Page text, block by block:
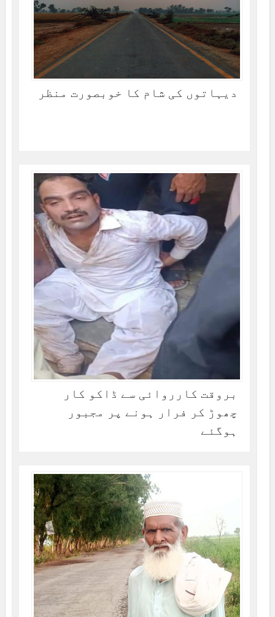
دیہاتوں کی شام کا خوبصورت منظر
بروقت کارروائی سے ڈاکو کار
چھوڑ کر فرار ہونے پر مجبور
ہوگئے